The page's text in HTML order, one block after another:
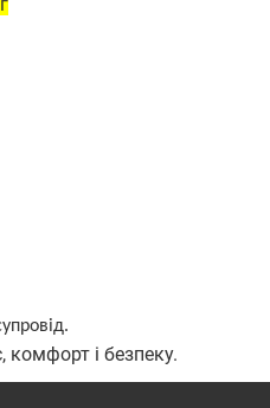
комфорт і безпеку.